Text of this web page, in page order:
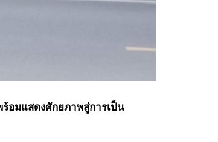
ร้อมแสดงศักยภาพสู่การเป็น